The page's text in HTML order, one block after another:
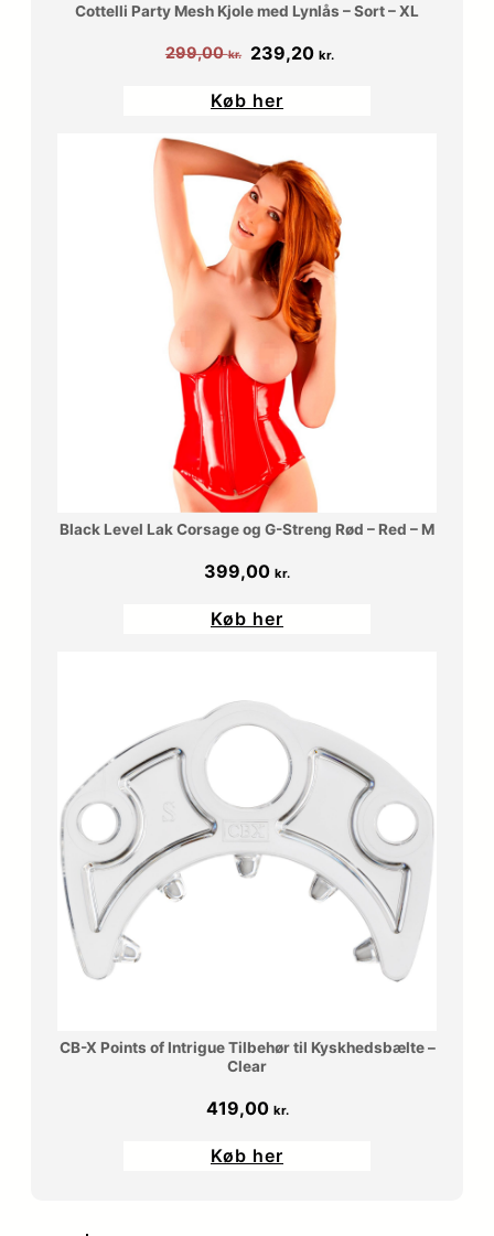
Cottelli Party Mesh Kjole med Lynlås – Sort – XL
299,00kr.
Den
pris
299,00 kr..
239,20 kr.
Køb her
Black Level Lak Corsage og G-Streng Rød – Red – M
399,00 kr.
Køb her
CB-X Points of Intrigue Tilbehør til Kyskhedsbælte –
Clear
419,00 kr.
Køb her